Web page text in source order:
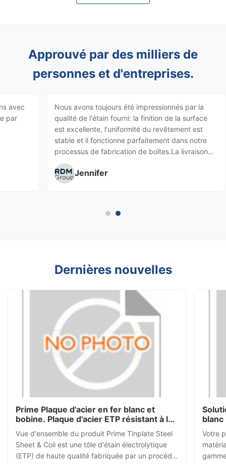
Approuvé par des milliers de
personnes et d'entreprises.
avec
par
Nous avons toujours été impressionnés par la
qualité de l'étain fourni: la finition de la surface
est excellente, l'uniformité du revêtement est
stable et il fonctionne parfaitement dans notre
processus de fabrication de boîtes.La livraison
est toujours à l'heure et la communication est
fluide.Un partenaire fiable pour une coopération
à long terme.
Jennifer
Dernières nouvelles
Prime Plaque d'acier en fer blanc et
bobine. Plaque d'acier ETP résistant à la
corrosion pour l'emballage mondial.
Vue d'ensemble du produit Prime Tinplate Steel
Sheet & Coil est une tôle d'étain électrolytique
(ETP) de haute qualité fabriquée par un procédé
blanc
haut
50
Votre